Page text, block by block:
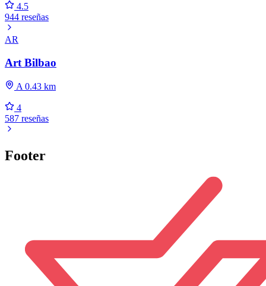
4.5
944 reseñas
AR
Art Bilbao
A 0.43 km
4
587 reseñas
Footer